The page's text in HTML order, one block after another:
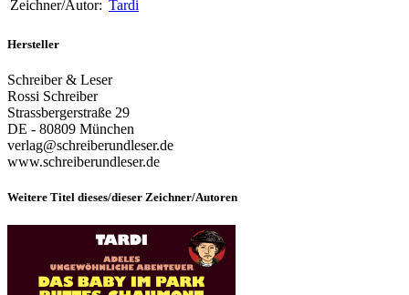
Zeichner/Autor: Tardi
Hersteller
Schreiber & Leser
Rossi Schreiber
Strassbergerstraße 29
DE - 80809 München
verlag@schreiberundleser.de
www.schreiberundleser.de
Weitere Titel dieses/dieser Zeichner/Autoren